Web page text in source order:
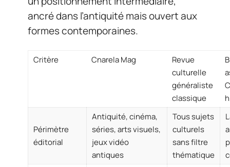
ancré dans l’antiquité mais ouvert aux
formes contemporaines.
Critère Cnarela Mag
Revue
culturelle
généraliste
classique
Périmètre
éditorial
Antiquité, cinéma,
séries, arts visuels,
jeux vidéo
antiques
Tous sujets
culturels
sans filtre
thématique